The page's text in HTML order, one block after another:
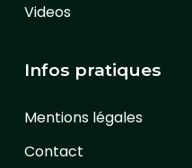
Videos
Infos pratiques
Mentions légales
Contact